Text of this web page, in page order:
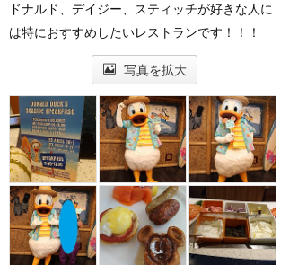
ドナルド、デイジー、スティッチが好きな人に
は特におすすめしたいレストランです！！！
写真を拡大